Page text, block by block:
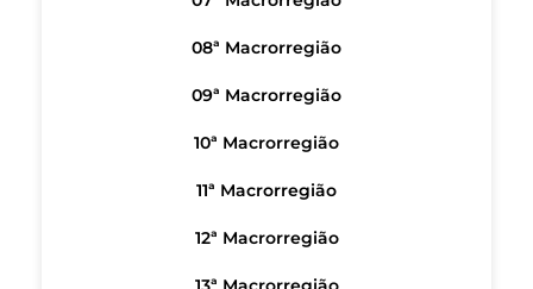
08ª Macrorregião
09ª Macrorregião
10ª Macrorregião
11ª Macrorregião
12ª Macrorregião